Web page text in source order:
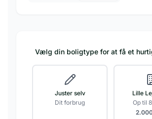
Vælg din boligtype for at få et
Juster selv
Dit forbrug
Lille
Op til